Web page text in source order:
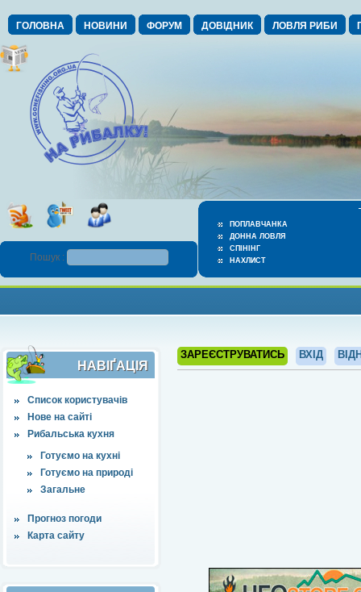
ГОЛОВНА НОВИНИ ФОРУМ ДОВІДНИК ЛОВЛЯ РИБИ
ПОПЛАВЧАНКА
ДОННА ЛОВЛЯ
СПІНІНГ
НАХЛИСТ
Пошук :
НАВІҐАЦІЯ
Список користувачів
Нове на сайті
Рибальська кухня
Готуємо на кухні
Готуємо на природі
Загальне
Прогноз погоди
Карта сайту
ЗАРЕЄСТРУВАТИСЬ ВХІД